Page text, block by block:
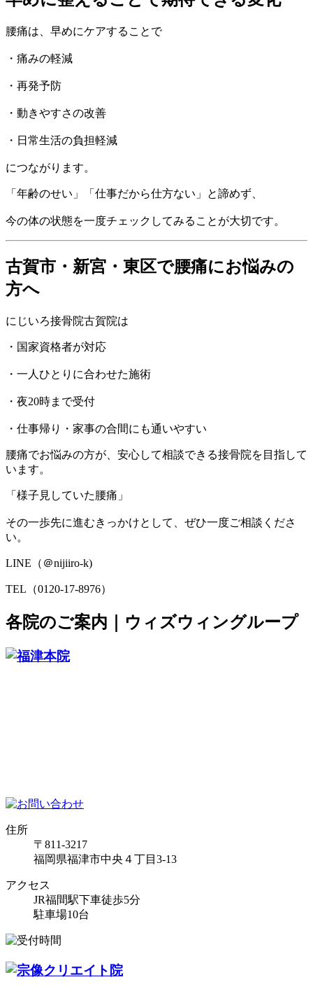
腰痛は、早めにケアすることで
・痛みの軽減
・再発予防
・動きやすさの改善
・日常生活の負担軽減
につながります。
「年齢のせい」「仕事だから仕方ない」と諦めず、
今の体の状態を一度チェックしてみることが大切です。
古賀市・新宮・東区で腰痛にお悩みの
方へ
にじいろ接骨院古賀院は
・国家資格者が対応
・一人ひとりに合わせた施術
・夜20時まで受付
・仕事帰り・家事の合間にも通いやすい
腰痛でお悩みの方が、安心して相談できる接骨院を目指して
います。
「様子見していた腰痛」
その一歩先に進むきっかけとして、ぜひ一度ご相談くださ
い。
LINE（＠nijiiro-k)
TEL（0120-17-8976）
各院のご案内｜ウィズウィングループ
住所
〒811-3217
福岡県福津市中央４丁目3-13
アクセス
JR福間駅下車徒歩5分
駐車場10台